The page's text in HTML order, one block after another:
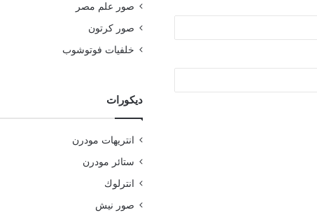
صور علم مصر
صور كرتون
خلفيات فوتوشوب
ديكورات
انتريهات مودرن
ستائر مودرن
انترلوك
صور نيش